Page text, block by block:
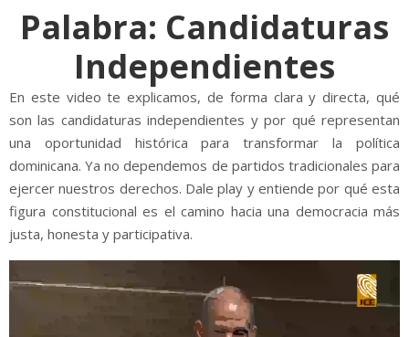
Palabra: Candidaturas
Independientes
En este video te explicamos, de forma clara y directa, qué
son las candidaturas independientes y por qué representan
una oportunidad histórica para transformar la política
dominicana. Ya no dependemos de partidos tradicionales para
ejercer nuestros derechos. Dale play y entiende por qué esta
figura constitucional es el camino hacia una democracia más
justa, honesta y participativa.